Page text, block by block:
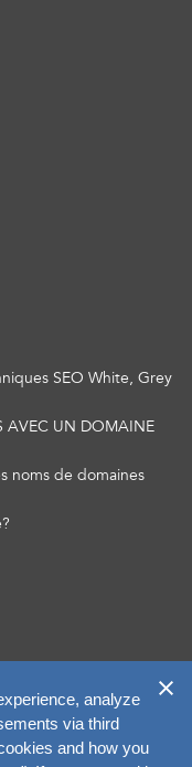
SEO White, Grey
AVEC UN DOMAINE
noms de domaines
analyze
via third
and how you